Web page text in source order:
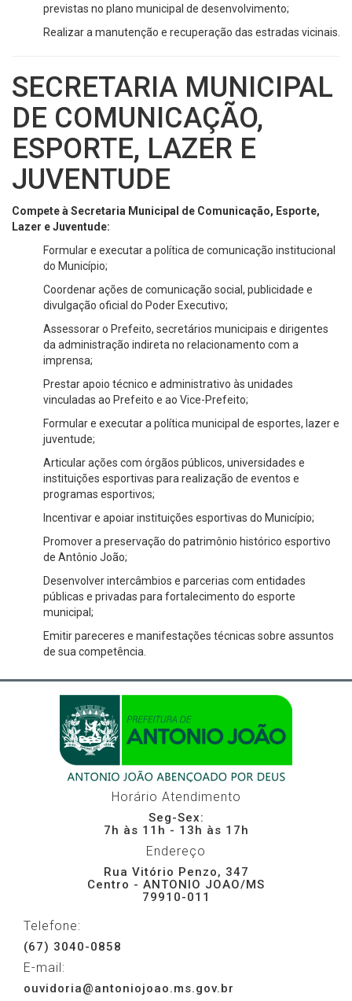
previstas no plano municipal de desenvolvimento;
Realizar a manutenção e recuperação das estradas vicinais.
SECRETARIA MUNICIPAL
DE COMUNICAÇÃO,
ESPORTE, LAZER E
JUVENTUDE
Compete à Secretaria Municipal de Comunicação, Esporte,
Lazer e Juventude:
Formular e executar a política de comunicação institucional
do Município;
Coordenar ações de comunicação social, publicidade e
divulgação oficial do Poder Executivo;
Assessorar o Prefeito, secretários municipais e dirigentes
da administração indireta no relacionamento com a
imprensa;
Prestar apoio técnico e administrativo às unidades
vinculadas ao Prefeito e ao Vice-Prefeito;
Formular e executar a política municipal de esportes, lazer e
juventude;
Articular ações com órgãos públicos, universidades e
instituições esportivas para realização de eventos e
programas esportivos;
Incentivar e apoiar instituições esportivas do Município;
Promover a preservação do patrimônio histórico esportivo
de Antônio João;
Desenvolver intercâmbios e parcerias com entidades
públicas e privadas para fortalecimento do esporte
municipal;
Emitir pareceres e manifestações técnicas sobre assuntos
de sua competência.
Horário Atendimento
Seg-Sex:
7h às 11h - 13h às 17h
Endereço
Rua Vitório Penzo, 347
Centro - ANTONIO JOAO/MS
79910-011
Telefone:
(67) 3040-0858
E-mail:
ouvidoria@antoniojoao.ms.gov.br